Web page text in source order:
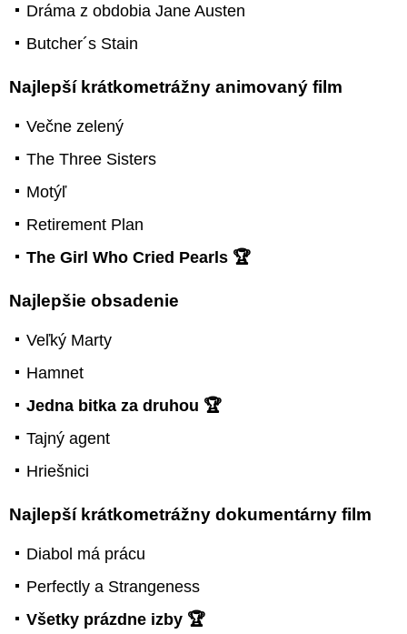
Dráma z obdobia Jane Austen
Butcher´s Stain
Najlepší krátkometrážny animovaný film
Večne zelený
The Three Sisters
Motýľ
Retirement Plan
The Girl Who Cried Pearls 🏆
Najlepšie obsadenie
Veľký Marty
Hamnet
Jedna bitka za druhou 🏆
Tajný agent
Hriešnici
Najlepší krátkometrážny dokumentárny film
Diabol má prácu
Perfectly a Strangeness
Všetky prázdne izby 🏆